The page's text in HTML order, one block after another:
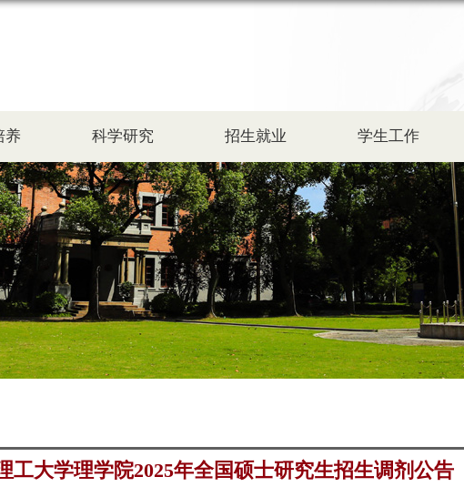
养 科学研究 招生就业 学生工作
工大学理学院2025年全国硕士研究生招生调剂公告